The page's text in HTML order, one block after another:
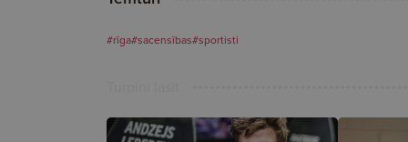
#rīga#sacensības#sportisti